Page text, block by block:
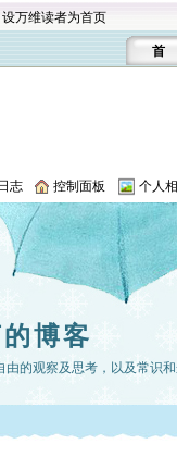
设万维读者为首页
首
志 控制面板 个人
博客
的观察及思考，以及常识